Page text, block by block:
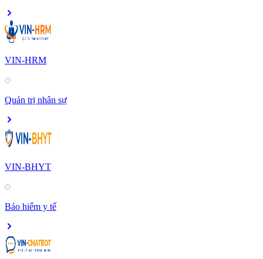
VIN-HRM
Quản trị nhân sự
VIN-BHYT
Bảo hiểm y tế